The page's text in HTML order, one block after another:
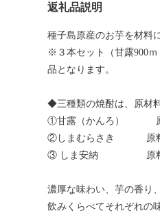
返礼品説明
種子島原産のお芋を材料
※３本セット（甘露900
品となります。
◆三種類の焼酎は、原材
①甘露（かんろ） 原
②しまむらさき 原料
③ しま安納 原料
濃厚な味わい、芋の香り
飲みくらべてそれぞれの